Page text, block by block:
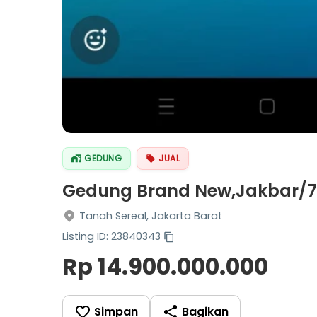
GEDUNG JUAL
Gedung Brand New,Jakbar/
Tanah Sereal, Jakarta Barat
Listing ID: 23840343
Rp 14.900.000.000
Simpan Bagikan